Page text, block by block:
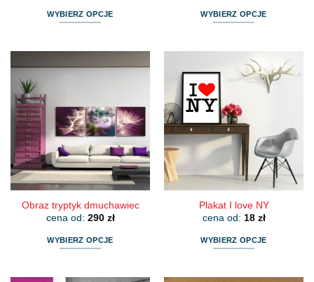
WYBIERZ OPCJE
Opcje
można
wybrać
na
stronie
produktu
WYBIERZ OPCJE
wiele
wariantów.
Opcje
można
wybrać
na
stronie
produktu
Obraz tryptyk dmuchawiec
cena od: 290 zł
WYBIERZ OPCJE
Plakat I love NY
cena od: 18 zł
WYBIERZ OPCJE